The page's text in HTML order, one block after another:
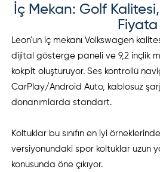
İç Mekan: Golf
Fiyata
Leon'un iç mekanı Volkswagen
dijital gösterge paneli ve 9,2 inçlik
kokpit oluşturuyor. Ses kontrollü
CarPlay/Android Auto, kablosuz
donanımlarda standart.
Koltuklar bu sınıfın en iyi
versiyonundaki spor koltuklar uzun
konusunda öne çıkıyor.